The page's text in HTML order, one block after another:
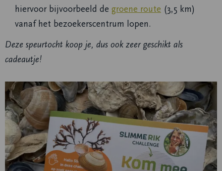
hiervoor bijvoorbeeld de groene route (3,5 km)
vanaf het bezoekerscentrum lopen.
Deze speurtocht koop je, dus ook zeer geschikt als
cadeautje!